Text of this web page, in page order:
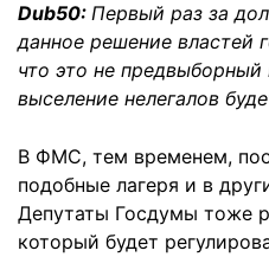
Dub50: Первый раз за
данное решение властей
что это не
выселение нелегалов
В ФМС, тем временем,
подобные лагеря и в
Депутаты Госдумы тоже
который будет